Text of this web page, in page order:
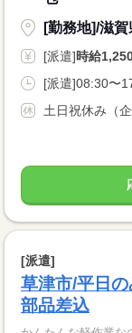
[勤務地]/滋
[派遣]時給
[派遣]08:30〜
[派遣]
草津市/平日
部品差込